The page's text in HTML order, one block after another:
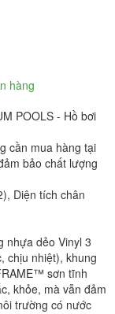
hàng
POOLS - Hồ bơi
cần mua hàng tại
bảo chất lượng
Diện tích chân
nhựa dẻo Vinyl 3
chịu nhiệt), khung
sơn tĩnh
khỏe, mà vẫn đảm
trường có nước